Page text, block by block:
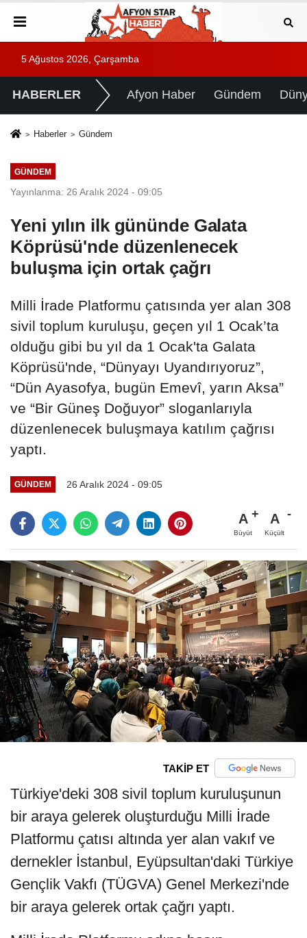
5 Ağustos 2026, Çarşamba
HABERLER Afyon Haber Gündem
Haberler Gündem
GÜNDEM
Yayınlanma: 26 Aralık 2024 - 09:05
Yeni yılın ilk gününde Galata
Köprüsü'nde düzenlenecek
buluşma için ortak çağrı
Milli İrade Platformu çatısında yer alan 308
sivil toplum kuruluşu, geçen yıl 1 Ocak’ta
olduğu gibi bu yıl da 1 Ocak'ta Galata
Köprüsü'nde, “Dünyayı Uyandırıyoruz”,
“Dün Ayasofya, bugün Emevî, yarın Aksa”
ve “Bir Güneş Doğuyor” sloganlarıyla
düzenlenecek buluşmaya katılım çağrısı
yaptı.
GÜNDEM 26 Aralık 2024 - 09:05
A
Büyüt
A
Küçült
TAKİP ET
Türkiye'deki 308 sivil toplum kuruluşunun
bir araya gelerek oluşturduğu Milli İrade
Platformu çatısı altında yer alan vakıf ve
dernekler İstanbul, Eyüpsultan'daki Türkiye
Gençlik Vakfı (TÜGVA) Genel Merkezi'nde
bir araya gelerek ortak çağrı yaptı.